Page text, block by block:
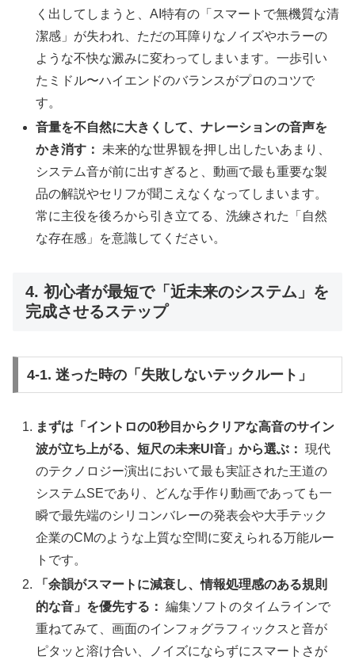
く出してしまうと、AI特有の「スマートで無機質な清
潔感」が失われ、ただの耳障りなノイズやホラーの
ような不快な澱みに変わってしまいます。一歩引い
たミドル〜ハイエンドのバランスがプロのコツで
す。
音量を不自然に大きくして、ナレーションの音声を
かき消す：
未来的な世界観を押し出したいあまり、
システム音が前に出すぎると、動画で最も重要な製
品の解説やセリフが聞こえなくなってしまいます。
常に主役を後ろから引き立てる、洗練された「自然
な存在感」を意識してください。
4. 初心者が最短で「近未来のシステム」を
完成させるステップ
4-1. 迷った時の「失敗しないテックルート」
まずは「イントロの0秒目からクリアな高音のサイン
波が立ち上がる、短尺の未来UI音」から選ぶ： 現代
のテクノロジー演出において最も実証された王道の
システムSEであり、どんな手作り動画であっても一
瞬で最先端のシリコンバレーの発表会や大手テック
企業のCMのような上質な空間に変えられる万能ルー
トです。
「余韻がスマートに減衰し、情報処理感のある規則
的な音」を優先する： 編集ソフトのタイムラインで
重ねてみて、画面のインフォグラフィックスと音が
ピタッと溶け合い、ノイズにならずにスマートさが